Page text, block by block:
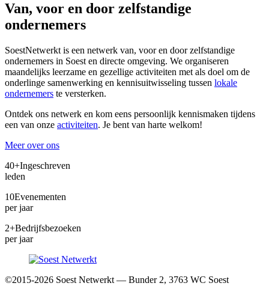
Van, voor en door zelfstandige
ondernemers
SoestNetwerkt is een netwerk van, voor en door zelfstandige
ondernemers in Soest en directe omgeving. We organiseren
maandelijks leerzame en gezellige activiteiten met als doel om de
onderlinge samenwerking en kennisuitwisseling tussen lokale
ondernemers te versterken.
Ontdek ons netwerk en kom eens persoonlijk kennismaken tijdens
een van onze activiteiten. Je bent van harte welkom!
Meer over ons
40+Ingeschreven
leden
10Evenementen
per jaar
2+Bedrijfsbezoeken
per jaar
©2015-2026 Soest Netwerkt — Bunder 2, 3763 WC Soest